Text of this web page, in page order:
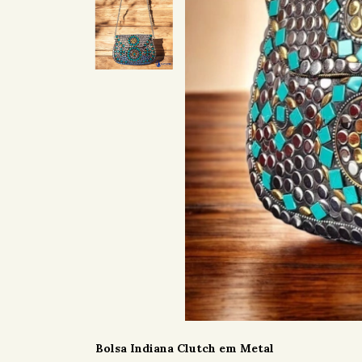
Bolsa Indiana Clutch em Metal